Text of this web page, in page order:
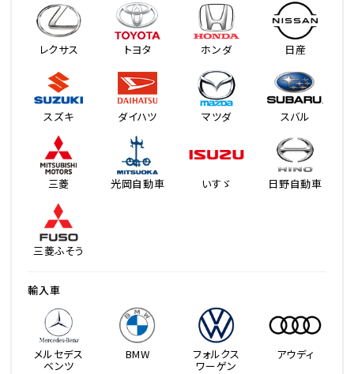
レクサス トヨタ ホンダ 日産
スズキ ダイハツ マツダ スバル
三菱 光岡自動車 いすゞ 日野自動車
三菱ふそう
輸入車
メルセデス
ベンツ
BMW フォルクス
ワーゲン
アウディ